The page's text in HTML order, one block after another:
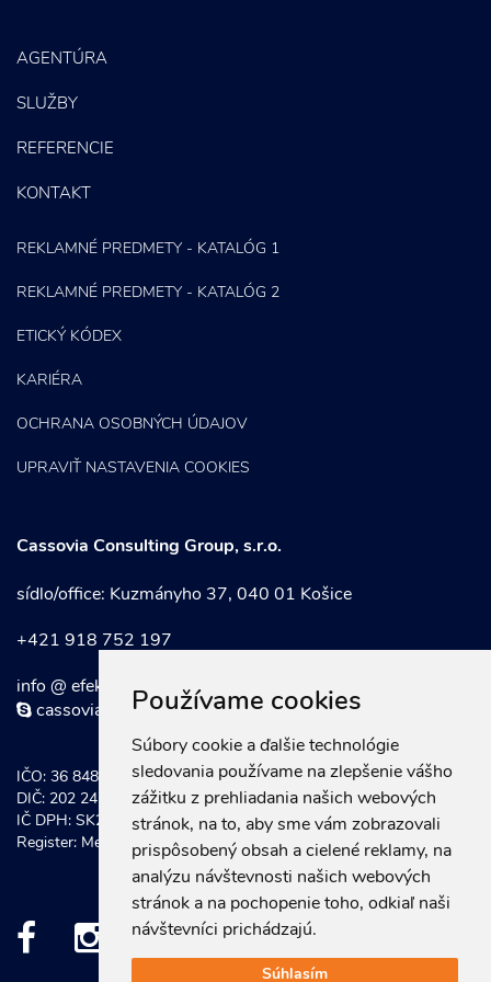
Používame cookies
Súbory cookie a ďalšie technológie
sledovania používame na zlepšenie vášho
zážitku z prehliadania našich webových
stránok, na to, aby sme vám zobrazovali
prispôsobený obsah a cielené reklamy, na
analýzu návštevnosti našich webových
stránok a na pochopenie toho, odkiaľ naši
návštevníci prichádzajú.
Súhlasím
E-mail marketing
Content Marketing
AGENTÚRA
SLUŽBY
REFERENCIE
KONTAKT
REKLAMNÉ PREDMETY - KATALÓG 1
REKLAMNÉ PREDMETY - KATALÓG 2
ETICKÝ KÓDEX
KARIÉRA
OCHRANA OSOBNÝCH ÚDAJOV
UPRAVIŤ NASTAVENIA COOKIES
Cassovia Consulting Group, s.r.o.
sídlo/office: Kuzmányho 37, 040 01 Košice
+421 918 752 197
info @ efektivnymarketing . sk
cassoviaconsultinggroup
IČO: 36 848 921
DIČ: 202 247 0934
IČ DPH: SK202 247 0934
Register: Mestský súd Košice, Odd. Sro vložka č.: 20581/V